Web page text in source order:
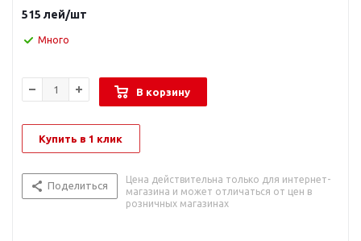
515 лей/шт
Много
В корзину
Купить в 1 клик
Поделиться
Цена действительна только для интернет-
магазина и может отличаться от цен в
розничных магазинах